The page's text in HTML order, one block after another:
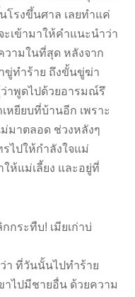
โรงขึ้นศาล เลยทำแค่
เข้ามาให้คำแนะนำว่า
วามในที่สุด หลังจาก
ขู่ทำร้าย ถึงขั้นขู่ฆ่า
าพูดไปด้วยอารมณ์รึ
หยียบที่บ้านอีก เพราะ
มาตลอด ช่วงหลังๆ
ไปให้กำลังใจแม่
ห้แม่เลี้ยง และอยู่ที่
ว่า ที่วันนั้นไปทำร้าย
าไปมีชายอื่น ด้วยความ